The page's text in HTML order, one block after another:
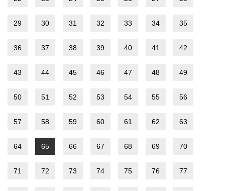
29 30 31 32 33 34 35
36 37 38 39 40 41 42
43 44 45 46 47 48 49
50 51 52 53 54 55 56
57 58 59 60 61 62 63
64 65 66 67 68 69 70
71 72 73 74 75 76 77